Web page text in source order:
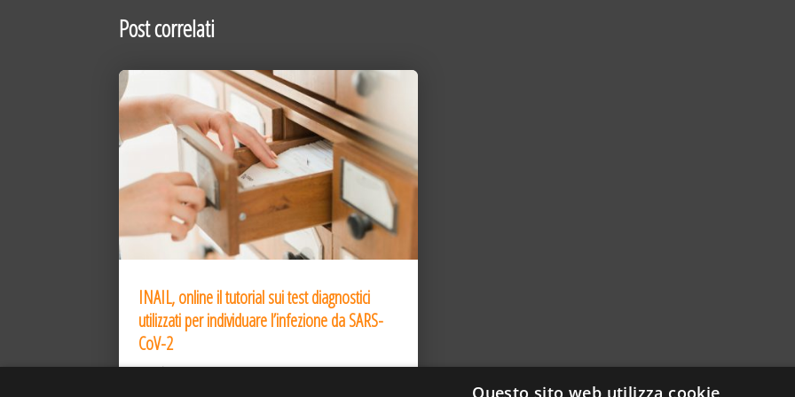
Post correlati
INAIL, online il tutorial sui test diagnostici
utilizzati per individuare l’infezione da SARS-
CoV-2
31 Dic 2020
Questo sito web utilizza cookie